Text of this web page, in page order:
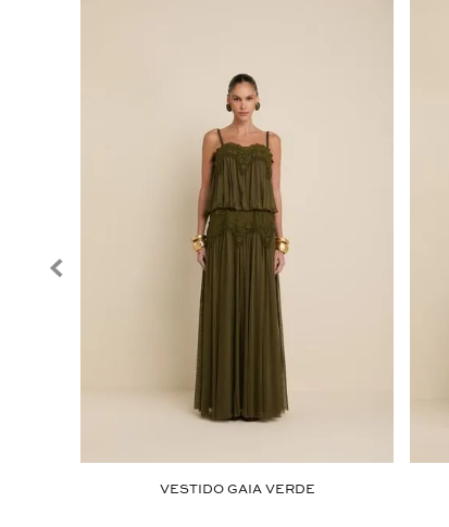
VESTIDO GAIA VERDE